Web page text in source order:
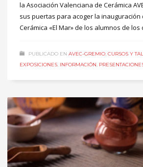
la Asociación Valenciana de Cerámica
sus puertas para acoger la inauguración
Cerámica «El Mar» de los alumnos de los
PUBLICADO EN AVEC-GREMIO, CURSOS Y
EXPOSICIONES, INFORMACIÓN,